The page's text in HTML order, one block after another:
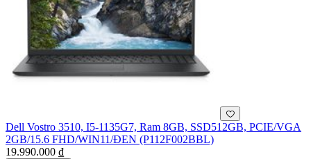
Dell Vostro 3510, I5-1135G7, Ram 8GB, SSD512GB, PCIE/VGA
2GB/15.6 FHD/WIN11/ĐEN (P112F002BBL)
19.990.000 ₫